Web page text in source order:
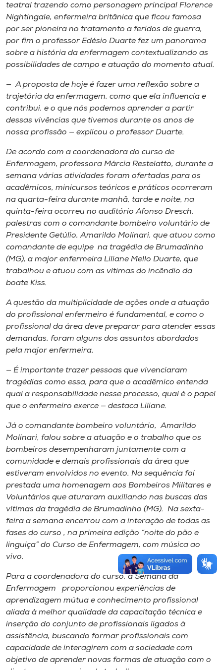
teatral trazendo como personagem principal Florence
Nightingale, enfermeira britânica que ficou famosa
por ser pioneira no tratamento a feridos de guerra,
por fim o professor Edésio Duarte fez um panorama
sobre a história da enfermagem contextualizando as
possibilidades de campo e atuação do momento atual.
— A proposta de hoje é fazer uma reflexão sobre a
trajetória da enfermagem, como que ela influencia e
contribui, e o que nós podemos aprender a partir
dessas vivências que tivemos durante os anos de
nossa profissão — explicou o professor Duarte.
De acordo com a coordenadora do curso de
Enfermagem, professora Márcia Restelatto, durante a
semana várias atividades foram ofertadas para os
acadêmicos, minicursos teóricos e práticos ocorreram
na quarta-feira durante manhã, tarde e noite, na
quinta-feira ocorreu no auditório Afonso Dresch,
palestras com o comandante bombeiro voluntário de
Presidente Getúlio, Amarildo Molinari, que atuou como
comandante de equipe na tragédia de Brumadinho
(MG), a major enfermeira Liliane Mello Duarte, que
trabalhou e atuou com as vítimas do incêndio da
boate Kiss.
A questão da multiplicidade de ações onde a atuação
do profissional enfermeiro é fundamental, e como o
profissional da área deve preparar para atender essas
demandas, foram alguns dos assuntos abordados
pela major enfermeira.
— É importante trazer pessoas que vivenciaram
tragédias como essa, para que o acadêmico entenda
qual a responsabilidade nesse processo, qual é o papel
que o enfermeiro exerce — destaca Liliane.
Já o comandante bombeiro voluntário, Amarildo
Molinari, falou sobre a atuação e o trabalho que os
bombeiros desempenharam juntamente com a
comunidade e demais profissionais da área que
estiveram envolvidos no evento. Na sequência foi
prestada uma homenagem aos Bombeiros Militares e
Voluntários que aturaram auxiliando nas buscas das
vítimas da tragédia de Brumadinho (MG). Na sexta-
feira a semana encerrou com a interação de todas as
fases do curso , na primeira edição “noite do pão e
linguiça” do Curso de Enfermagem, com música ao
vivo.
Para a coordenadora do curso, a Semana da
Enfermagem proporcionou experiências de
aprendizagem mútua e conhecimento profissional
aliada à melhor qualidade da capacitação técnica e
inserção do conjunto de profissionais ligados à
assistência, buscando formar profissionais com
capacidade de interagirem com a sociedade com
objetivo de aprender novas formas de atuação com o